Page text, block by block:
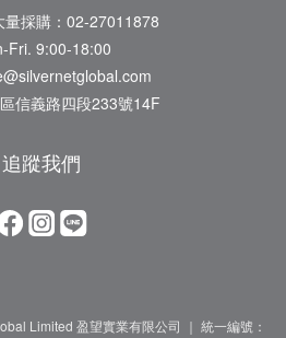
量採購：02-27011878
Fri. 9:00-18:00
信義路四段233號14F
追蹤我們
Limited 盈望實業有限公司 ｜ 統一編號：